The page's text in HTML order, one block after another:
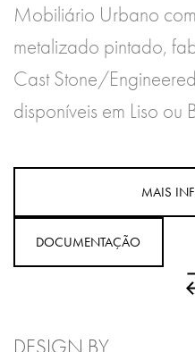
Mobiliário Urbano
metalizado pintado,
Cast Stone/
disponíveis em Liso ou
MAIS
DOCUMENTAÇÃO
DESIGN BY